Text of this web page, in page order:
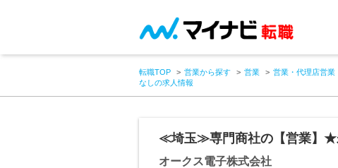
転職TOP 営業から探す 営業 営業・代理店営業
なしの求人情報
≪埼玉≫専門商社の【営業】★
オークス電子株式会社